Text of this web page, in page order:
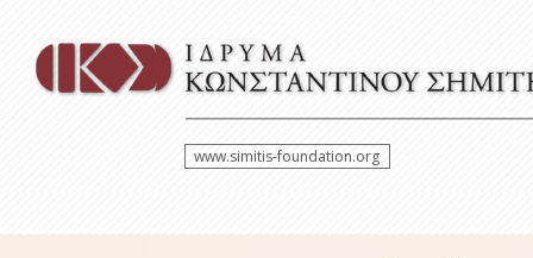
www.simitis-foundation.org